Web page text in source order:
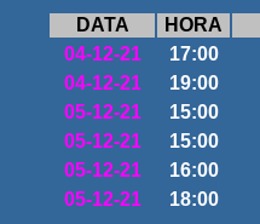
DATA HORA
04-12-21
17:00
04-12-21
19:00
05-12-21
15:00
05-12-21
15:00
05-12-21
16:00
05-12-21
18:00